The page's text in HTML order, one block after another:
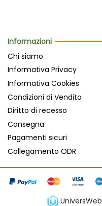
Informazioni
Chi siamo
Informativa Privacy
Informativa Cookies
Condizioni di Vendita
Diritto di recesso
Consegna
Pagamenti sicuri
Collegamento ODR
UniversWeb